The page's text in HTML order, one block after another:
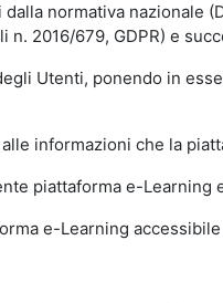
normativa nazionale
2016/679, GDPR) e
Utenti, ponendo in
informazioni che la
piattaforma e-
e-Learning